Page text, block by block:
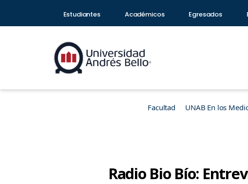
Estudiantes Académicos Egresados
Facultad UNAB En los
Radio Bio Bío: